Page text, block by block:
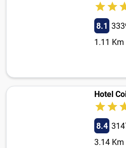
8.1
1.11
Hotel
8.4
3.14